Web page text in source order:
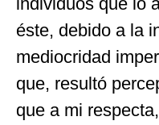
éste, debido a la
mediocridad
que, resultó
que a mi